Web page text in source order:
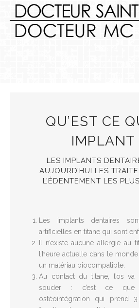
QU’EST CE
IMPLANT
LES IMPLANTS
AUJOURD’HUI LES
L’ÉDENTEMENT LES
Les implants dentaires
artificielles en titane qui sont
Il n’existe aucune allergie au
l’heure actuelle dans le
un matériau biocompatible.
Au contact du titane, l’os va
souder : c’est ce que
ostéointégration qui prend